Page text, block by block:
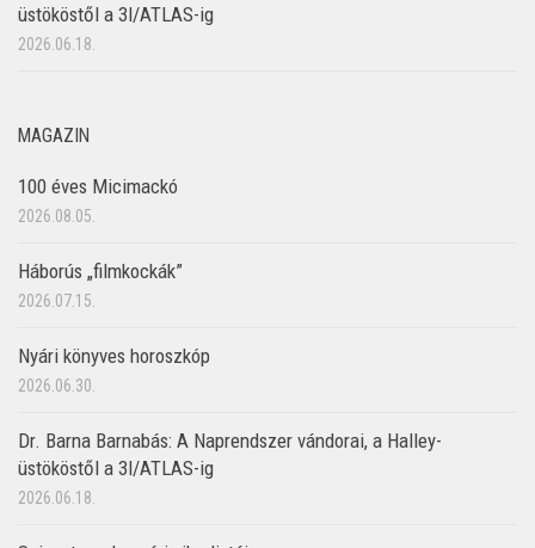
üstököstől a 3I/ATLAS-ig
2026.06.18.
MAGAZIN
100 éves Micimackó
2026.08.05.
Háborús „filmkockák”
2026.07.15.
Nyári könyves horoszkóp
2026.06.30.
Dr. Barna Barnabás: A Naprendszer vándorai, a Halley-
üstököstől a 3I/ATLAS-ig
2026.06.18.